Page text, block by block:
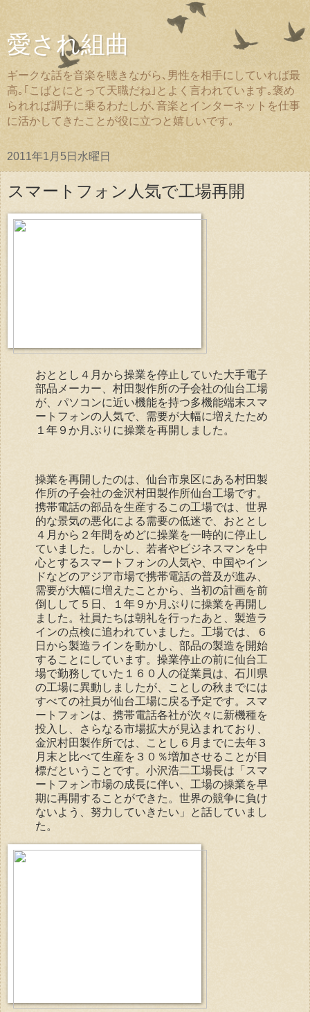
愛され組曲
ギークな話を音楽を聴きながら､男性を相手にしていれば最
高｡｢こばとにとって天職だね｣とよく言われています｡褒め
られれば調子に乗るわたしが､音楽とインターネットを仕事
に活かしてきたことが役に立つと嬉しいです｡
2011年1月5日水曜日
スマートフォン人気で工場再開
おととし４月から操業を停止していた大手電子
部品メーカー、村田製作所の子会社の仙台工場
が、パソコンに近い機能を持つ多機能端末スマ
ートフォンの人気で、需要が大幅に増えたため
１年９か月ぶりに操業を再開しました。
操業を再開したのは、仙台市泉区にある村田製
作所の子会社の金沢村田製作所仙台工場です。
携帯電話の部品を生産するこの工場では、世界
的な景気の悪化による需要の低迷で、おととし
４月から２年間をめどに操業を一時的に停止し
ていました。しかし、若者やビジネスマンを中
心とするスマートフォンの人気や、中国やイン
ドなどのアジア市場で携帯電話の普及が進み、
需要が大幅に増えたことから、当初の計画を前
倒しして５日、１年９か月ぶりに操業を再開し
ました。社員たちは朝礼を行ったあと、製造ラ
インの点検に追われていました。工場では、６
日から製造ラインを動かし、部品の製造を開始
することにしています。操業停止の前に仙台工
場で勤務していた１６０人の従業員は、石川県
の工場に異動しましたが、ことしの秋までには
すべての社員が仙台工場に戻る予定です。スマ
ートフォンは、携帯電話各社が次々に新機種を
投入し、さらなる市場拡大が見込まれており、
金沢村田製作所では、ことし６月までに去年３
月末と比べて生産を３０％増加させることが目
標だということです。小沢浩二工場長は「スマ
ートフォン市場の成長に伴い、工場の操業を早
期に再開することができた。世界の競争に負け
ないよう、努力していきたい」と話していまし
た。